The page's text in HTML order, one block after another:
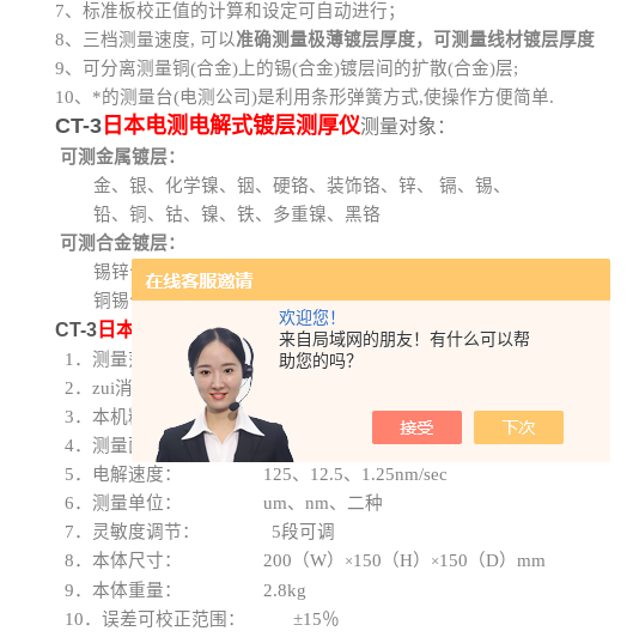
欢迎您！
来自局域网的朋友！有什么可以帮
助您的吗？
7、标准板校正值的计算和设定可自动进行；
8、三档测量速度, 可以准确测量极薄镀层厚度，可测量线材镀层厚度
9、可分离测量铜(合金)上的锡(合金)镀层间的扩散(合金)层;
10、*的测量台(电测公司)是利用条形弹簧方式,使操作方便简单.
CT-3日本电测 电解式镀层测厚仪测量对象：
可测金属镀层：
金、银、化学镍、铟、硬铬、装饰铬、锌、 镉、锡、
铅、铜、钴、镍、铁、多重镍、黑铬
可测合金镀层：
锡锌合金、锡铅合金、铜锌合金、镍钴合金、镍铁合金、
铜锡合金、铁锡合金
CT-3日本电测 电解式镀层测厚仪规格参数：
1．测量范围： 0.006～300 um
2．zui消解析度： 0.001 um（1nm）
3．本机精确度： ±1％
4．测量面积： Φ3.4mm、Φ2.4mm、Φ1.7mm
5．电解速度： 125、12.5、1.25nm/sec
6．测量单位： um、nm、二种
7．灵敏度调节： 5段可调
8．本体尺寸： 200（W）
×150（H） ×150（D）mm
9．本体重量： 2.8kg
10．误差可校正范围： ±15％